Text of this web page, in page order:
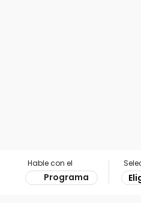
Hable con el
Programa